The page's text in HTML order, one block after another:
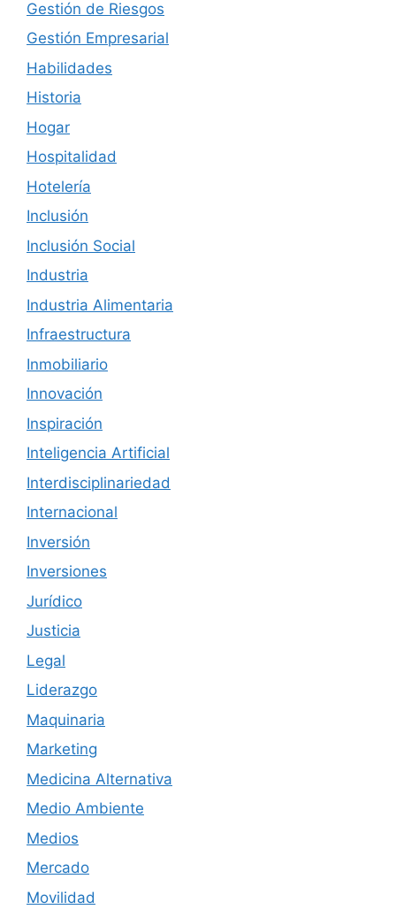
Gestión de Riesgos
Gestión Empresarial
Habilidades
Historia
Hogar
Hospitalidad
Hotelería
Inclusión
Inclusión Social
Industria
Industria Alimentaria
Infraestructura
Inmobiliario
Innovación
Inspiración
Inteligencia Artificial
Interdisciplinariedad
Internacional
Inversión
Inversiones
Jurídico
Justicia
Legal
Liderazgo
Maquinaria
Marketing
Medicina Alternativa
Medio Ambiente
Medios
Mercado
Movilidad